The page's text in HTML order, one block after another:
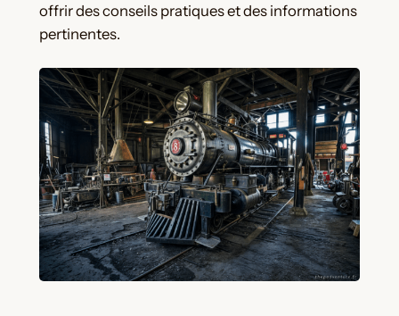
offrir des conseils pratiques et des informations
pertinentes.